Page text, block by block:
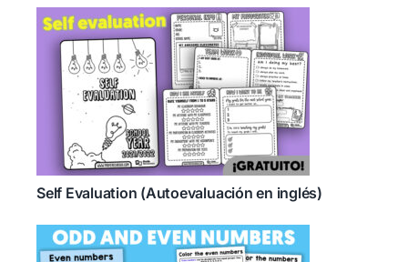
Self Evaluation (Autoevaluación en inglés)